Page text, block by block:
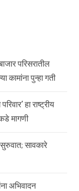
परिसरातील
पुन्हा गती
हा राष्ट्रीय
मागणी
सुरुवात; सावकारे
अभिवादन